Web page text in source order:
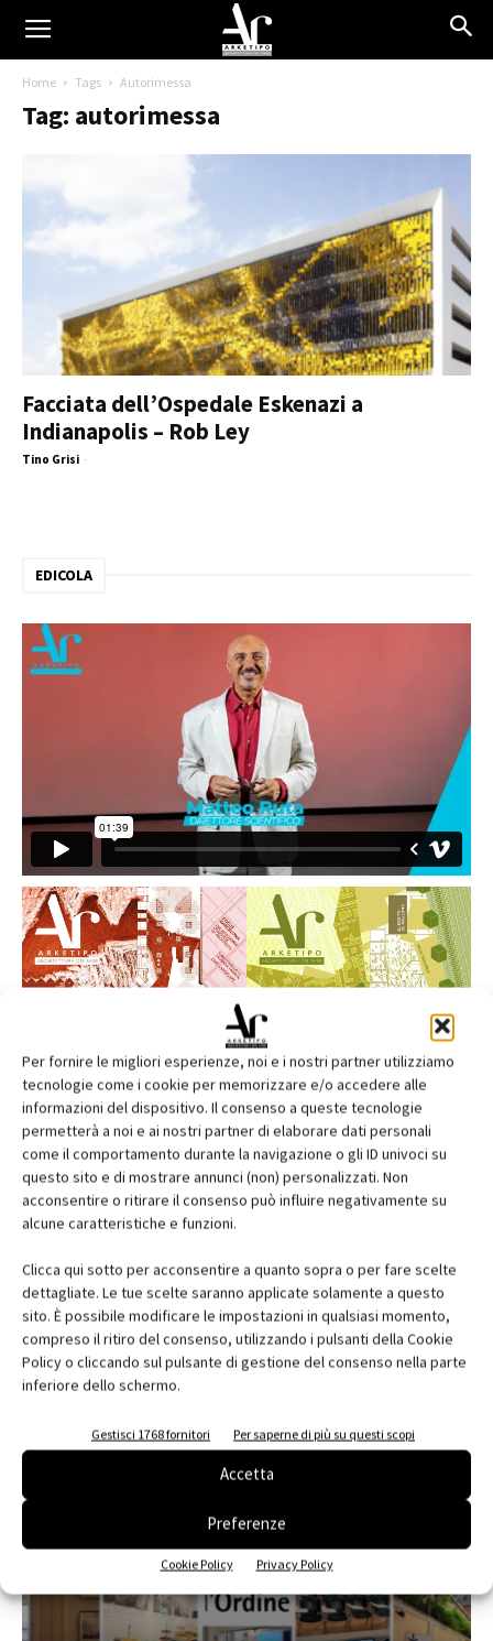
Per fornire le migliori esperienze, noi e i nostri partner utilizziamo
tecnologie come i cookie per memorizzare e/o accedere alle
informazioni del dispositivo. Il consenso a queste tecnologie
permetterà a noi e ai nostri partner di elaborare dati personali
come il comportamento durante la navigazione o gli ID univoci su
questo sito e di mostrare annunci (non) personalizzati. Non
acconsentire o ritirare il consenso può influire negativamente su
alcune caratteristiche e funzioni.
Clicca qui sotto per acconsentire a quanto sopra o per fare scelte
dettagliate. Le tue scelte saranno applicate solamente a questo
sito. È possibile modificare le impostazioni in qualsiasi momento,
compreso il ritiro del consenso, utilizzando i pulsanti della Cookie
Policy o cliccando sul pulsante di gestione del consenso nella parte
inferiore dello schermo.
Gestisci 1768 fornitori Per saperne di più su questi scopi
Accetta
Preferenze
Cookie Policy Privacy Policy
Home Tags Autorimessa
Tag: autorimessa
Facciata dell’Ospedale Eskenazi a
Indianapolis – Rob Ley
Tino Grisi -
EDICOLA
Edicola web
Abbonati e regala
Iscriviti alla newsletter